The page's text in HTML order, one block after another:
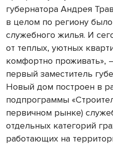
губернатора Андрея
в целом по региону
служебного жилья. И
от теплых, уютных
комфортно проживать»,
первый заместитель
Новый дом построен в
подпрограммы
первичном рынке)
отдельных категорий
работающих на